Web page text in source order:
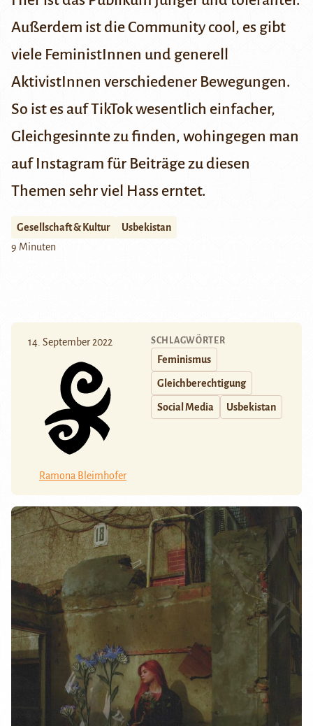
Außerdem ist die Community cool, es gibt
viele FeministInnen und generell
AktivistInnen verschiedener Bewegungen.
So ist es auf TikTok wesentlich einfacher,
Gleichgesinnte zu finden, wohingegen man
auf Instagram für Beiträge zu diesen
Themen sehr viel Hass erntet.
Gesellschaft & Kultur
Usbekistan
9 Minuten
14. September 2022
Ramona Bleimhofer
SCHLAGWÖRTER
Feminismus
Gleichberechtigung
Social Media Usbekistan